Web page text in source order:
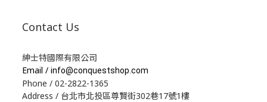
Contact Us
紳士特國際有限公司
Email / info@conquestshop.com
Phone / 02-2822-1365
Address / 台北市北投區尊賢街302巷17號1樓